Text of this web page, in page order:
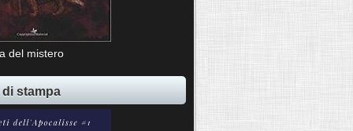
del mistero
stampa